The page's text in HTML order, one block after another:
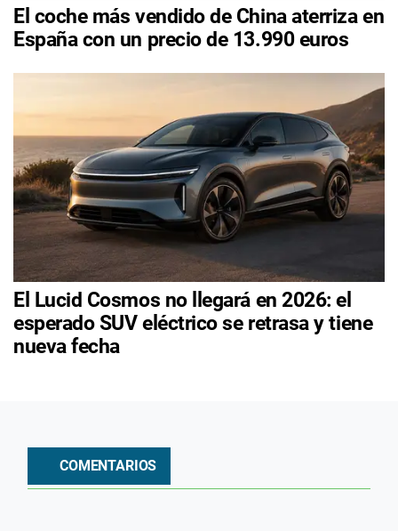
El coche más vendido de China aterriza en
España con un precio de 13.990 euros
El Lucid Cosmos no llegará en 2026: el
esperado SUV eléctrico se retrasa y tiene
nueva fecha
COMENTARIOS